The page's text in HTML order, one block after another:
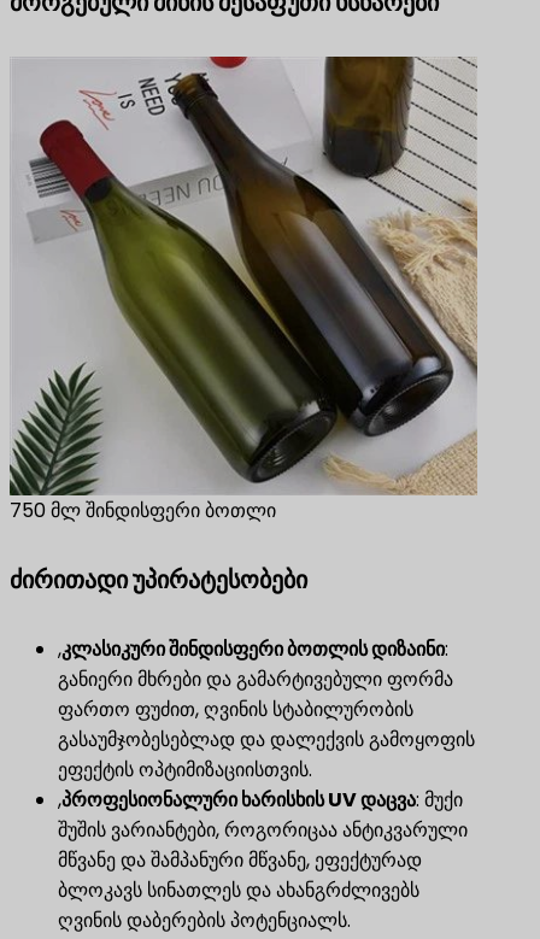
750 მლ შინდისფერი ბოთლი
ძირითადი უპირატესობები
,კლასიკური შინდისფერი ბოთლის დიზაინი​:
განიერი მხრები და გამარტივებული ფორმა
ფართო ფუძით, ღვინის სტაბილურობის
გასაუმჯობესებლად და დალექვის გამოყოფის
ეფექტის ოპტიმიზაციისთვის.
,პროფესიონალური ხარისხის UV დაცვა​: მუქი
შუშის ვარიანტები, როგორიცაა ანტიკვარული
მწვანე და შამპანური მწვანე, ეფექტურად
ბლოკავს სინათლეს და ახანგრძლივებს
ღვინის დაბერების პოტენციალს.